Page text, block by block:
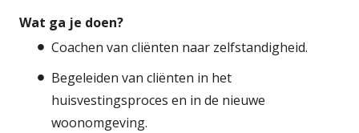
Wat ga je doen?
Coachen van cliënten naar zelfstandigheid.
Begeleiden van cliënten in het
huisvestingsproces en in de nieuwe
woonomgeving.